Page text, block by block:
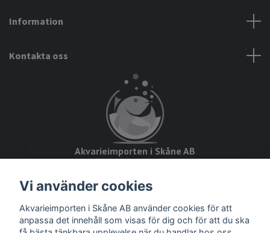
Information
Kontakta oss
Akvarieimporten i Skåne AB
28234 Tyringe
Org.nr: 559093-8832
Vi använder cookies
Akvarieimporten i Skåne AB använder cookies för att
anpassa det innehåll som visas för dig och för att du ska